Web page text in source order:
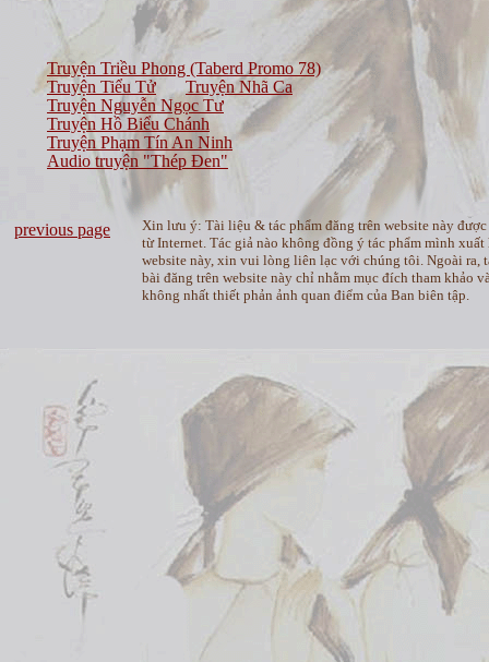
previous page
Xin lưu ý: Tài liệu & tác phẩm đăng trên website này được
từ Internet. Tác giả nào không đồng ý tác phẩm mình xuất
website này, xin vui lòng liên lạc với chúng tôi. Ngoài ra,
bài đăng trên website này chỉ nhằm mục đích tham khảo
không nhất thiết phản ảnh quan điểm của Ban biên tập.
Truyện Triều Phong (Taberd Promo 78)
Truyện Tiểu Tử
Truyện Nhã Ca
Truyện Nguyễn Ngọc Tư
Truyện Hồ Biểu Chánh
Truyện Phạm Tín An Ninh
Audio truyện "Thép Đen"